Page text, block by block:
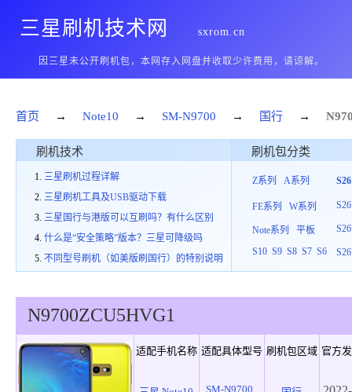
三星刷机技术网 sxrom.cn
因三星未公开刷机包，本网存入网盘并收取少许费用，请谅解。
首页 → Note10 → SM-N9700 → 国行 →
刷机技术
三星刷机过程详解
三星刷机工具及USB驱动下载
三星国行与港版可以互刷吗？有什么区别
什么是“安全策略”版本？三星可降级吗
不同型号刷机（如美版刷国行）的特别说明
刷机包分类
Z系列 A系列
FE系列 W系列
Note系列
平板
S10 S9 S8 S7 S6
S26
N9700ZCU5HVG1
适配手机名称 适配具体型号 刷机包区域 官方
SM-N9700